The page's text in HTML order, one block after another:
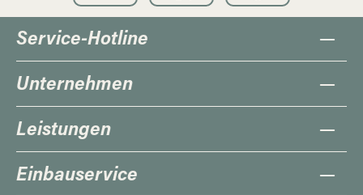
Service-Hotline
Unternehmen
Leistungen
Einbauservice